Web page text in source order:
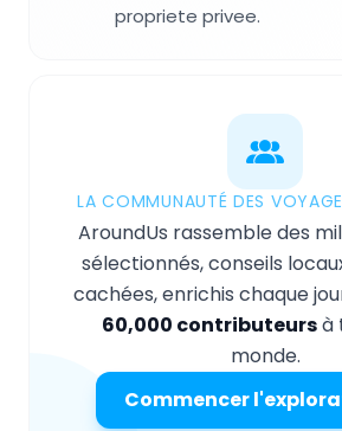
propriete privee.
LA COMMUNAUTÉ DES
AroundUs rassemble des
sélectionnés, conseils
cachées, enrichis chaque
60,000 contributeursà
monde.
Commencer